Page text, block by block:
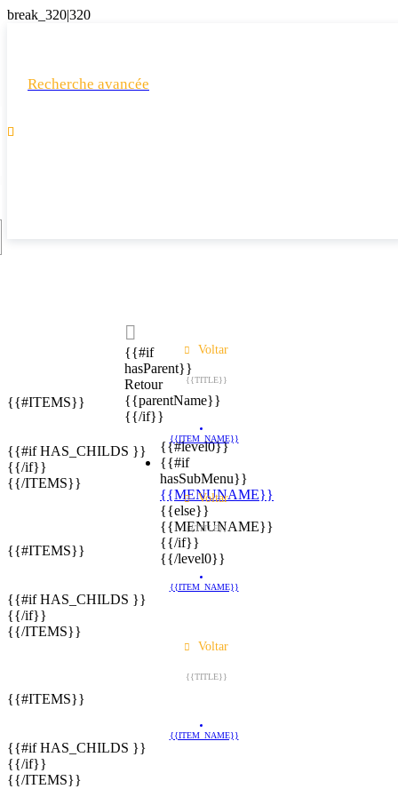
Recherche avancée

{{#if
hasParent}}
Retour
{{parentName}}
{{/if}}
{{#level0}}
{{#if
hasSubMenu}}
{{MENUNAME}}
{{else}}
{{MENUNAME}}
{{/if}}
{{/level0}}
Voltar
{{TITLE}}
{{#ITEMS}}
{{ITEM_NAME}}
{{#if HAS_CHILDS }}
{{/if}}
{{/ITEMS}}
Voltar
{{TITLE}}
{{#ITEMS}}
{{ITEM_NAME}}
{{#if HAS_CHILDS }}
{{/if}}
{{/ITEMS}}
Voltar
{{TITLE}}
{{#ITEMS}}
{{ITEM_NAME}}
{{#if HAS_CHILDS }}
{{/if}}
{{/ITEMS}}